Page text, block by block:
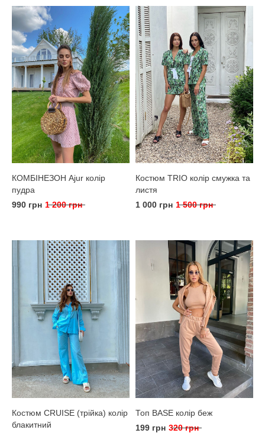
КОМБІНЕЗОН Ajur колір
пудра
990 грн 1 200 грн
Костюм TRIO колір смужка та
листя
1 000 грн 1 500 грн
Костюм CRUISE (трійка) колір
блакитний
Топ BASE колір беж
199 грн 320 грн